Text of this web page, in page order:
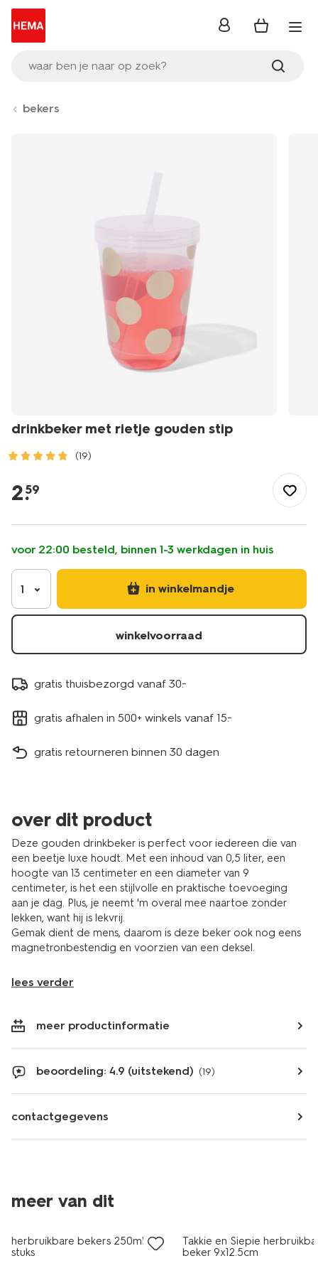
waar ben je naar op zoek?
inloggen
bekers
drinkbeker met rietje gouden stip
(19)
cadeau/wegwerpservies/bekers/drinkbeker-
met-
gouden-
14250274.html
2.
59
voor 22:00 besteld, binnen 1-3 werkdagen in huis
1 in winkelmandje
winkelvoorraad
gratis thuisbezorgd vanaf 30.-
gratis afhalen in 500+ winkels vanaf 15.-
gratis retourneren binnen 30 dagen
over dit product
Deze gouden drinkbeker is perfect voor iedereen die van
een beetje luxe houdt. Met een inhoud van 0,5 liter, een
hoogte van 13 centimeter en een diameter van 9
centimeter, is het een stijlvolle en praktische toevoeging
aan je dag. Plus, je neemt 'm overal mee naartoe zonder
lekken, want hij is lekvrij.
Gemak dient de mens, daarom is deze beker ook nog eens
magnetronbestendig en voorzien van een deksel.
lees verder
meer productinformatie
beoordeling: 4.9 (uitstekend) (19)
contactgegevens
meer van dit
herbruikbare bekers 250ml 4
stuks
Takkie en Siepie
beker 9x12.5cm